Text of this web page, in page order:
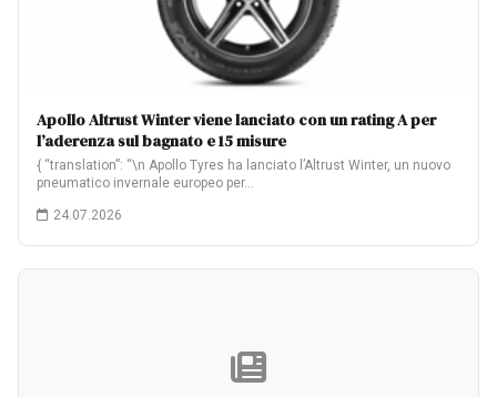
Apollo Altrust Winter viene lanciato con un rating A per
l’aderenza sul bagnato e 15 misure
{ “translation”: “\n Apollo Tyres ha lanciato l’Altrust Winter, un nuovo
pneumatico invernale europeo per…
24.07.2026